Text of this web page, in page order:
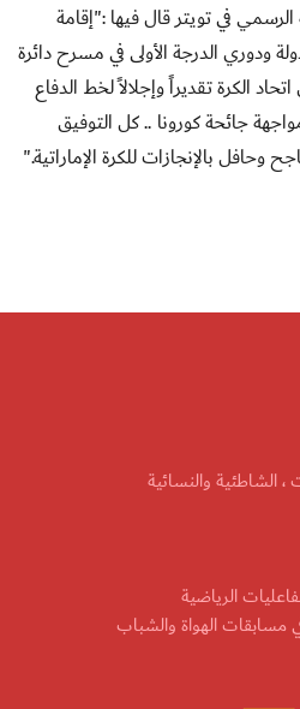
في تويتر قال فيها :"إقامة
ودوري الدرجة الأولى في مسرح دائرة
الكرة تقديراً وإجلالاً لخط الدفاع
جائحة كورونا .. كل التوفيق
بالإنجازات للكرة الإماراتية".
، الشاطئية والنسائية
الرياضية
مسابقات الهواة والشباب